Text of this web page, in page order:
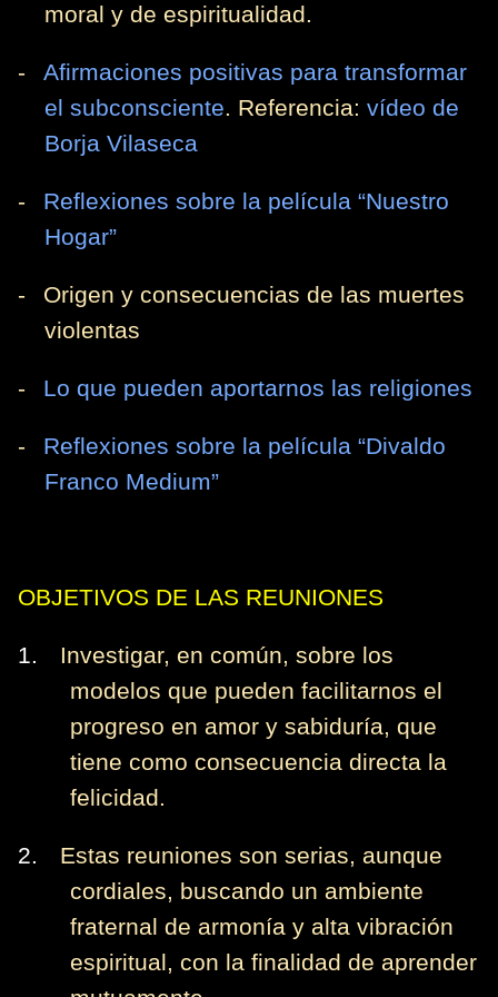
moral y de espiritualidad.
-
Afirmaciones positivas para transformar
el subconsciente. Referencia: vídeo de
Borja Vilaseca
-
Reflexiones sobre la película “Nuestro
Hogar”
-
Origen y consecuencias de las muertes
violentas
- Lo que pueden aportarnos las religiones
-
Reflexiones sobre la película “Divaldo
Franco Medium”
OBJETIVOS DE LAS REUNIONES
1.
Investigar, en común, sobre los
modelos que pueden facilitarnos el
progreso en amor y sabiduría, que
tiene como consecuencia directa la
felicidad.
2.
Estas reuniones son serias, aunque
cordiales, buscando un ambiente
fraternal de armonía y alta vibración
espiritual, con la finalidad de aprender